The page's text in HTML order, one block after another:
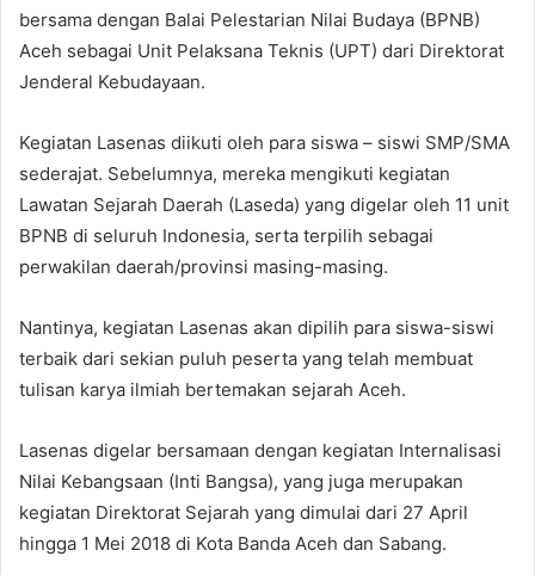
bersama dengan Balai Pelestarian Nilai Budaya (BPNB)
Aceh sebagai Unit Pelaksana Teknis (UPT) dari Direktorat
Jenderal Kebudayaan.
Kegiatan Lasenas diikuti oleh para siswa – siswi SMP/SMA
sederajat. Sebelumnya, mereka mengikuti kegiatan
Lawatan Sejarah Daerah (Laseda) yang digelar oleh 11 unit
BPNB di seluruh Indonesia, serta terpilih sebagai
perwakilan daerah/provinsi masing-masing.
Nantinya, kegiatan Lasenas akan dipilih para siswa-siswi
terbaik dari sekian puluh peserta yang telah membuat
tulisan karya ilmiah bertemakan sejarah Aceh.
Lasenas digelar bersamaan dengan kegiatan Internalisasi
Nilai Kebangsaan (Inti Bangsa), yang juga merupakan
kegiatan Direktorat Sejarah yang dimulai dari 27 April
hingga 1 Mei 2018 di Kota Banda Aceh dan Sabang.